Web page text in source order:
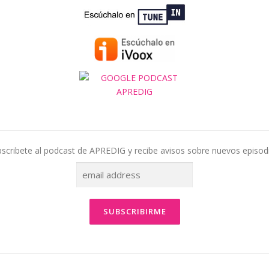
al podcast de APREDIG y recibe avisos sobre nuevos